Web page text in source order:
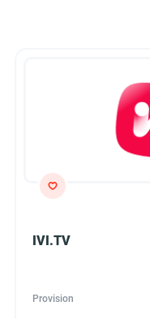
IVI.TV
Provision